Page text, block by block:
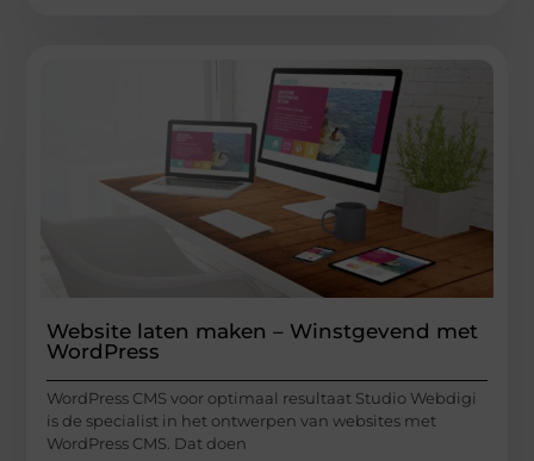
Website laten maken – Winstgevend met
WordPress
WordPress CMS voor optimaal resultaat Studio Webdigi
is de specialist in het ontwerpen van websites met
WordPress CMS. Dat doen